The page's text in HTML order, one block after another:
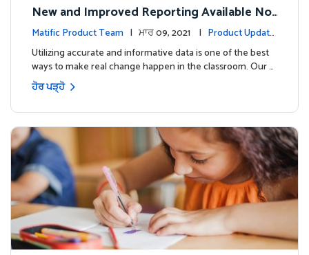
New and Improved Reporting Available No
w!
Matific Product Team | ਮਾਰ 09, 2021 | Product Update
sUtilizing accurate and informative data is one of the best
ways to make real change happen in the classroom. Our …
ਹੋਰ ਪੜ੍ਹੋ